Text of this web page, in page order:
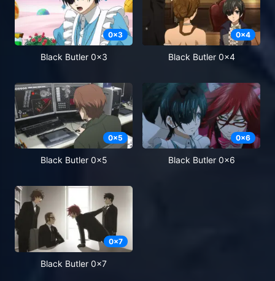
0x3
Black Butler 0x3
0x4
Black Butler 0x4
0x5
Black Butler 0x5
0x6
Black Butler 0x6
0x7
Black Butler 0x7